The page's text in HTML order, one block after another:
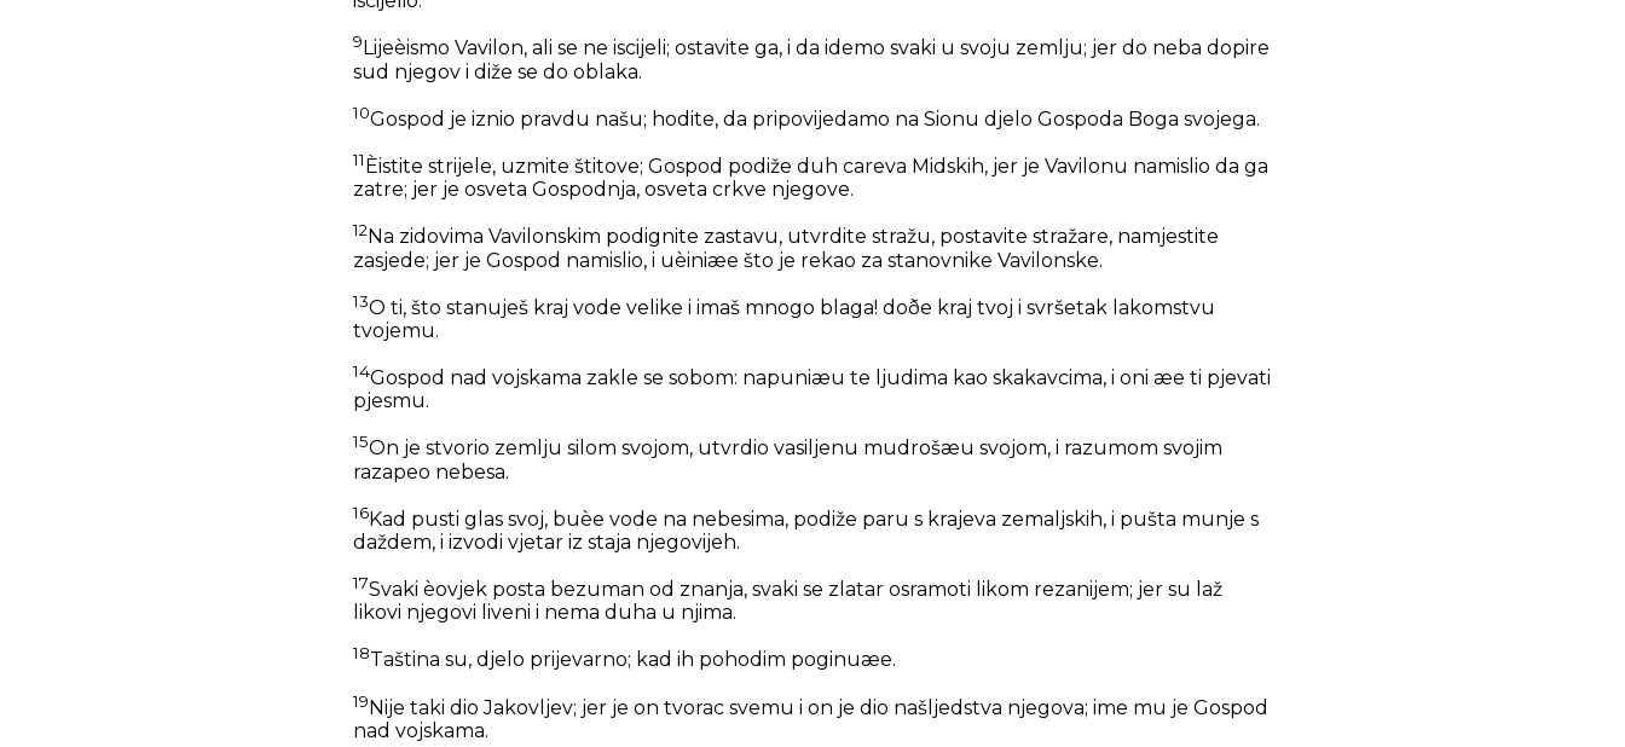
9 Lijeèismo Vavilon, ali se ne iscijeli; ostavite ga, i da idemo svaki u svoju zemlju; jer do neba dopire
sud njegov i diže se do oblaka.
10Gospod je iznio pravdu našu; hodite, da pripovijedamo na Sionu djelo Gospoda Boga svojega.
11 Èistite strijele, uzmite štitove; Gospod podiže duh careva Midskih, jer je Vavilonu namislio da ga
zatre; jer je osveta Gospodnja, osveta crkve njegove.
12Na zidovima Vavilonskim podignite zastavu, utvrdite stražu, postavite stražare, namjestite
zasjede; jer je Gospod namislio, i uèiniæe što je rekao za stanovnike Vavilonske.
13O ti, što stanuješ kraj vode velike i imaš mnogo blaga! doðe kraj tvoj i svršetak lakomstvu
tvojemu.
14Gospod nad vojskama zakle se sobom: napuniæu te ljudima kao skakavcima, i oni æe ti pjevati
pjesmu.
15On je stvorio zemlju silom svojom, utvrdio vasiljenu mudrošæu svojom, i razumom svojim
razapeo nebesa.
16Kad pusti glas svoj, buèe vode na nebesima, podiže paru s krajeva zemaljskih, i pušta munje s
daždem, i izvodi vjetar iz staja njegovijeh.
17Svaki èovjek posta bezuman od znanja, svaki se zlatar osramoti likom rezanijem; jer su laž
likovi njegovi liveni i nema duha u njima.
18Taština su, djelo prijevarno; kad ih pohodim poginuæe.
19Nije taki dio Jakovljev; jer je on tvorac svemu i on je dio našljedstva njegova; ime mu je Gospod
nad vojskama.